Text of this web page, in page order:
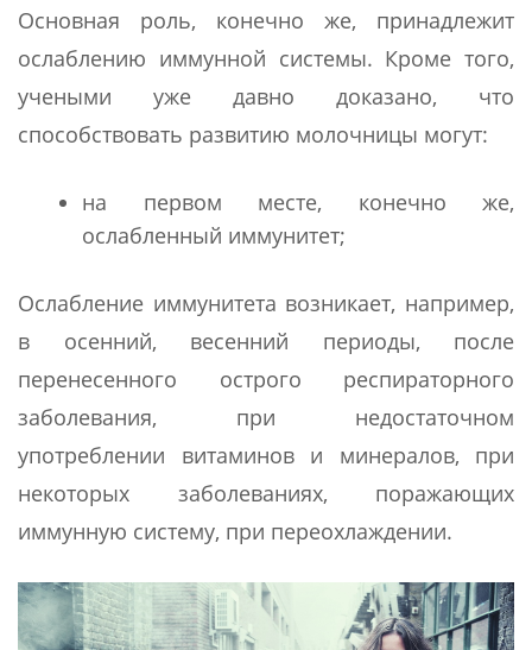
Основная роль, конечно же, принадлежит
ослаблению иммунной системы. Кроме того,
учеными уже давно доказано, что
способствовать развитию молочницы могут:
на первом месте, конечно же,
ослабленный иммунитет;
Ослабление иммунитета возникает, например,
в осенний, весенний периоды, после
перенесенного острого респираторного
заболевания, при недостаточном
употреблении витаминов и минералов, при
некоторых заболеваниях, поражающих
иммунную систему, при переохлаждении.